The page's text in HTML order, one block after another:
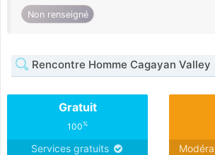
Non renseigné
Rencontre Homme Cagayan Valley
Gratuit
100%
Services gratuits